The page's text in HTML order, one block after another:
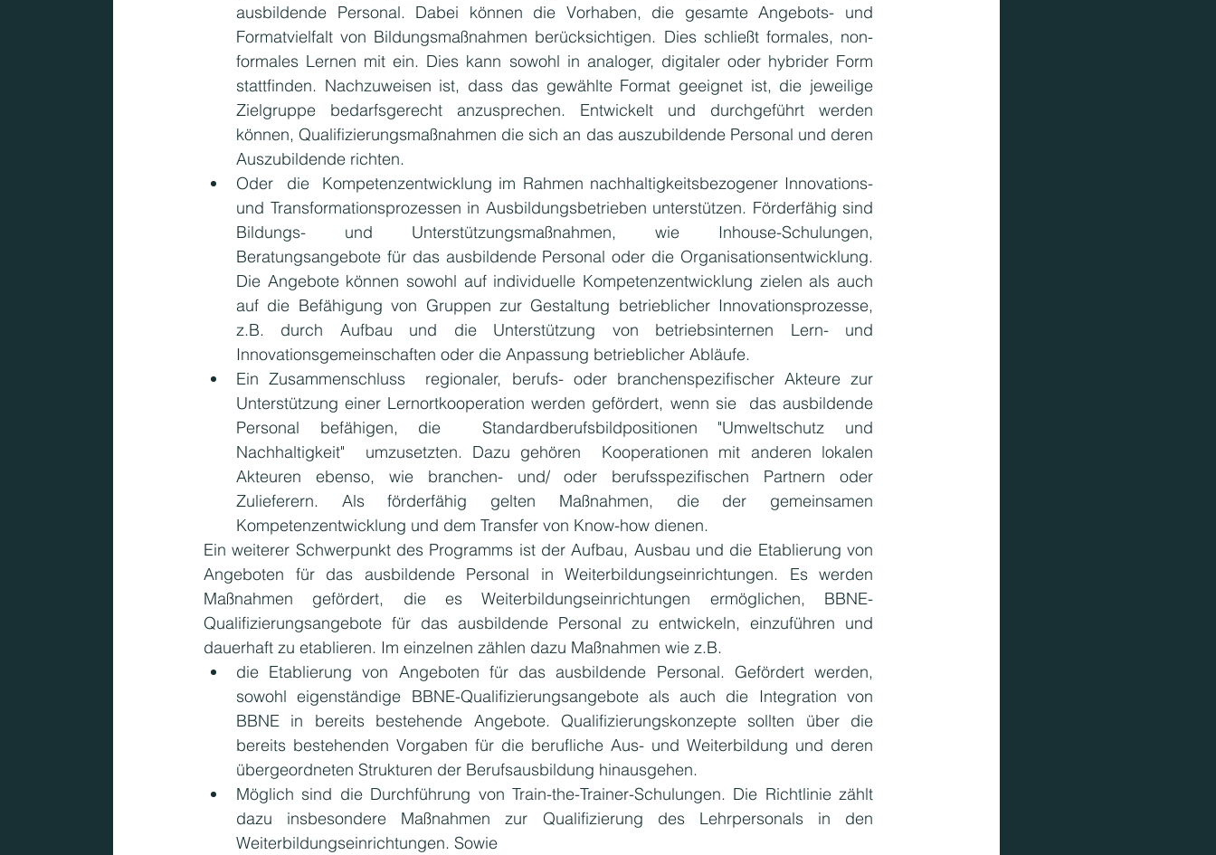
ausbildende Personal. Dabei können die Vorhaben, die gesamte Angebots- und
Formatvielfalt von Bildungsmaßnahmen berücksichtigen. Dies schließt formales, non-
formales Lernen mit ein. Dies kann sowohl in analoger, digitaler oder hybrider Form
stattfinden. Nachzuweisen ist, dass das gewählte Format geeignet ist, die jeweilige
Zielgruppe bedarfsgerecht anzusprechen. Entwickelt und durchgeführt werden
können, Qualifizierungsmaßnahmen die sich an das auszubildende Personal und deren
Auszubildende richten.
Oder  die  Kompetenzentwicklung im Rahmen nachhaltigkeitsbezogener Innovations-
und Transformationsprozessen in Ausbildungsbetrieben unterstützen. Förderfähig sind
Bildungs- und Unterstützungsmaßnahmen, wie Inhouse-Schulungen,
Beratungsangebote für das ausbildende Personal oder die Organisationsentwicklung.
Die Angebote können sowohl auf individuelle Kompetenzentwicklung zielen als auch
auf die Befähigung von Gruppen zur Gestaltung betrieblicher Innovationsprozesse,
z.B. durch Aufbau und die Unterstützung von betriebsinternen Lern- und
Innovationsgemeinschaften oder die Anpassung betrieblicher Abläufe.
Ein Zusammenschluss  regionaler, berufs- oder branchenspezifischer Akteure zur
Unterstützung einer Lernortkooperation werden gefördert, wenn sie  das ausbildende
Personal befähigen, die  Standardberufsbildpositionen "Umweltschutz und
Nachhaltigkeit"  umzusetzten. Dazu gehören  Kooperationen mit anderen lokalen
Akteuren ebenso, wie branchen- und/ oder berufsspezifischen Partnern oder
Zulieferern. Als förderfähig gelten Maßnahmen, die der gemeinsamen
Kompetenzentwicklung und dem Transfer von Know-how dienen.
Ein weiterer Schwerpunkt des Programms ist der Aufbau, Ausbau und die Etablierung von
Angeboten für das ausbildende Personal in Weiterbildungseinrichtungen. Es werden
Maßnahmen gefördert, die es Weiterbildungseinrichtungen ermöglichen, BBNE-
Qualifizierungsangebote für das ausbildende Personal zu entwickeln, einzuführen und
dauerhaft zu etablieren. Im einzelnen zählen dazu Maßnahmen wie z.B.
die Etablierung von Angeboten für das ausbildende Personal. Gefördert werden,
sowohl eigenständige BBNE-Qualifizierungsangebote als auch die Integration von
BBNE in bereits bestehende Angebote. Qualifizierungskonzepte sollten über die
bereits bestehenden Vorgaben für die berufliche Aus- und Weiterbildung und deren
übergeordneten Strukturen der Berufsausbildung hinausgehen.
Möglich sind die Durchführung von Train-the-Trainer-Schulungen. Die Richtlinie zählt
dazu insbesondere Maßnahmen zur Qualifizierung des Lehrpersonals in den
Weiterbildungseinrichtungen. Sowie